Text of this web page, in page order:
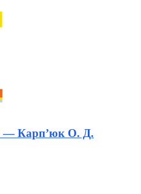
— Карп’юк О. Д.